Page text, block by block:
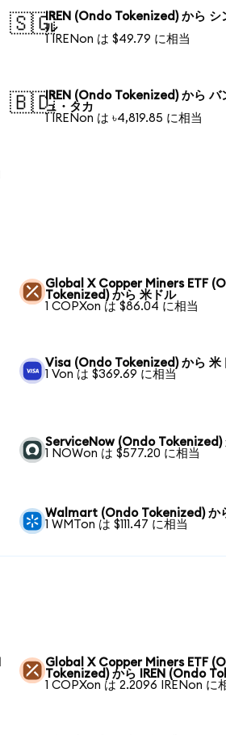
🇸🇬IREN (Ondo Tokenized) から シ
ル
1 IRENon は $49.79 に相当
🇧🇩IREN (Ondo Tokenized) から バ
ュ・タカ
1 IRENon は ৳4,819.85 に相当
Global X Copper Miners ETF
Tokenized) から 米ドル
1 COPXon は $86.04 に相当
Visa (Ondo Tokenized) から 米
1 Von は $369.69 に相当
ServiceNow (Ondo Tokenized)
1 NOWon は $577.20 に相当
Walmart (Ondo Tokenized) か
1 WMTon は $111.47 に相当
Global X Copper Miners ETF
Tokenized) から IREN (Ondo
1 COPXon は 2.2096 IRENon に